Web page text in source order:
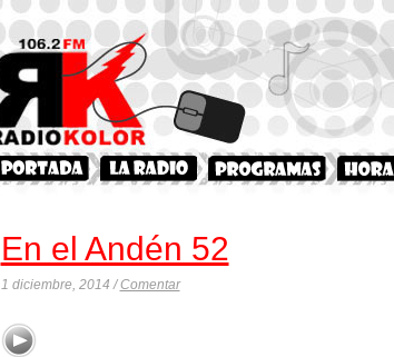
En el Andén 52
1 diciembre, 2014 /Comentar